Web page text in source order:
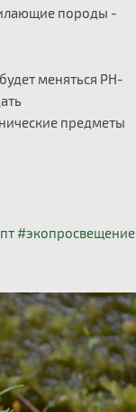
породы -
меняться PH-
предметы
#экопросвещение